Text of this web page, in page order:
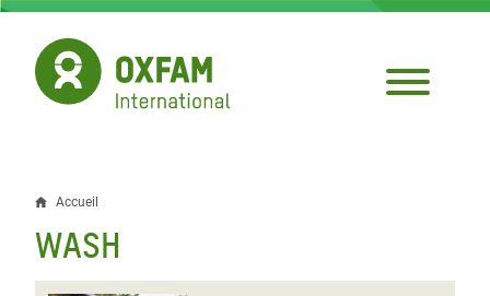
Aller
contenu
principal
Fil
d'Ariane
Accueil
WASH